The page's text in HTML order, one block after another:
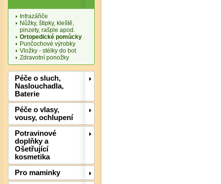
Infrazářiče
Nůžky, štipky, kleště,
pinzety, rašple apod.
Ortopedické pomůcky
Punčochové výrobky
Vložky - stélky do bot
Zdravotní ponožky
Péče o sluch,
Naslouchadla,
Baterie
Péče o vlasy,
vousy, ochlupení
Potravinové
doplňky a
Ošetřující
kosmetika
Pro maminky